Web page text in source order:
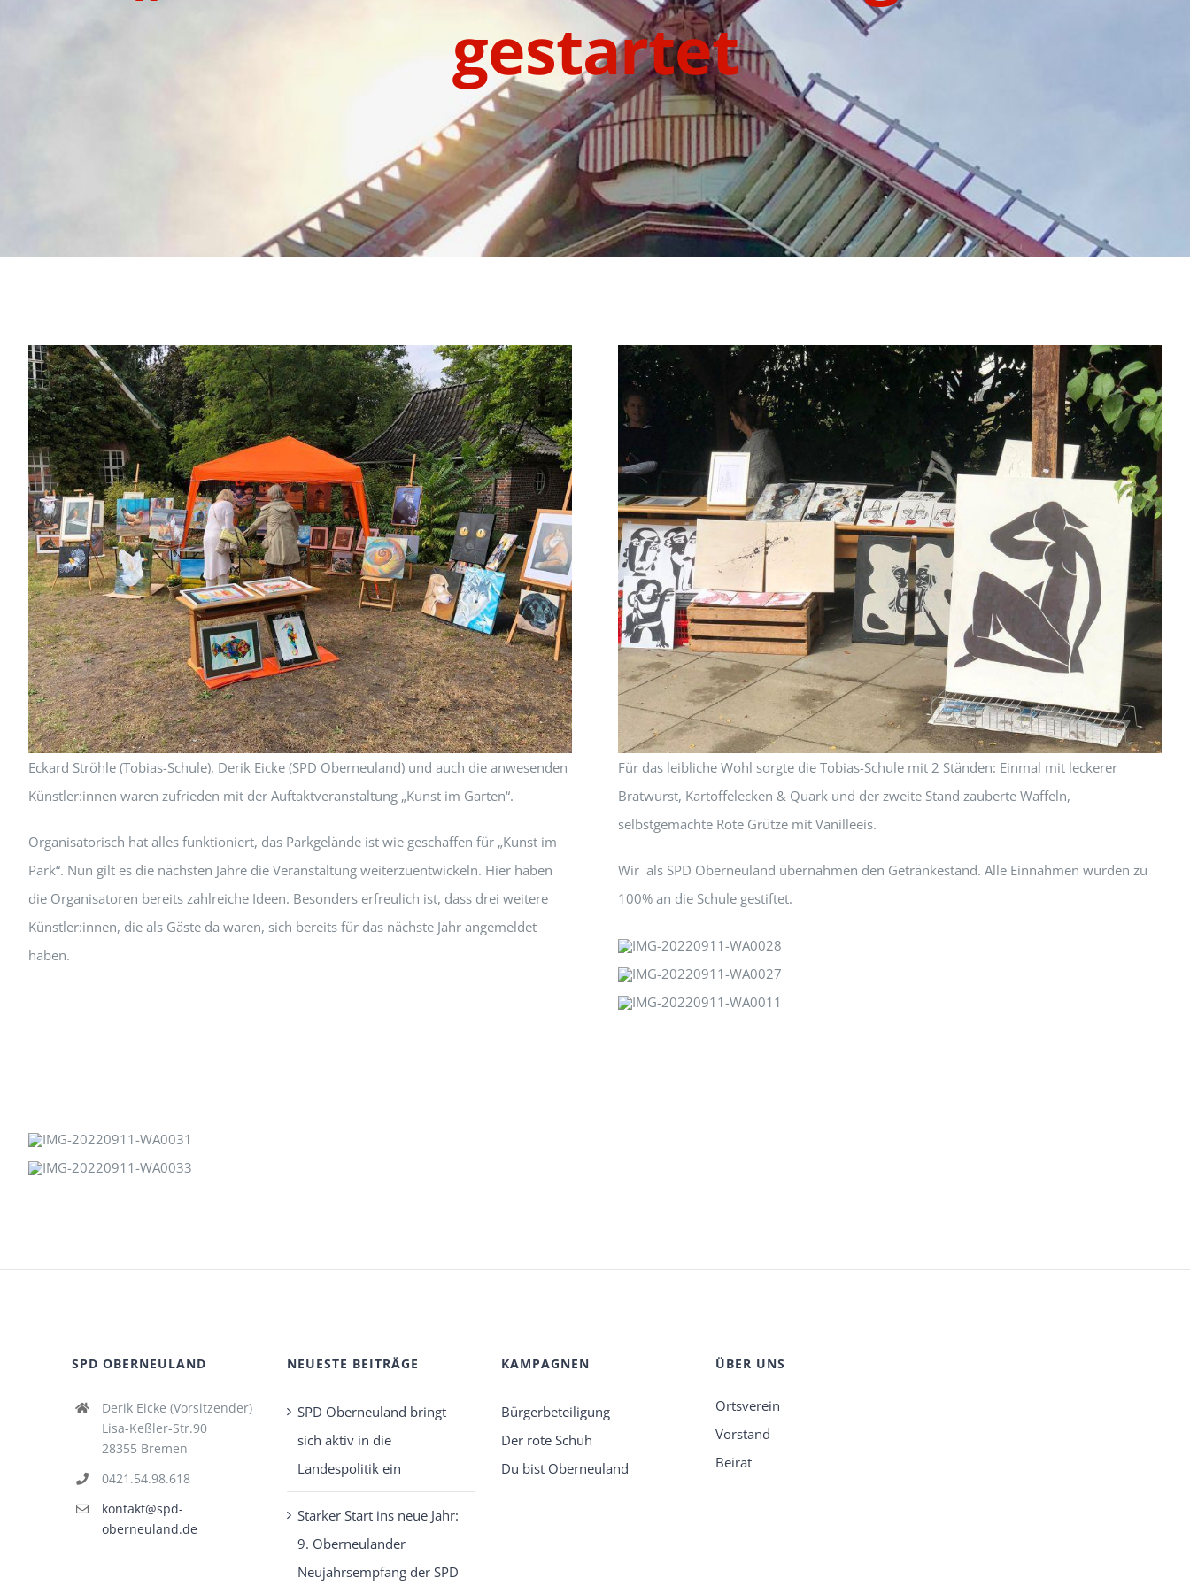
gestartet
Eckard Ströhle (Tobias-Schule), Derik Eicke (SPD Oberneuland) und auch die anwesenden
Künstler:innen waren zufrieden mit der Auftaktveranstaltung „Kunst im Garten“.
Organisatorisch hat alles funktioniert, das Parkgelände ist wie geschaffen für „Kunst im
Park“. Nun gilt es die nächsten Jahre die Veranstaltung weiterzuentwickeln. Hier haben
die Organisatoren bereits zahlreiche Ideen. Besonders erfreulich ist, dass drei weitere
Künstler:innen, die als Gäste da waren, sich bereits für das nächste Jahr angemeldet
haben.
Für das leibliche Wohl sorgte die Tobias-Schule mit 2 Ständen: Einmal mit leckerer
Bratwurst, Kartoffelecken & Quark und der zweite Stand zauberte Waffeln,
selbstgemachte Rote Grütze mit Vanilleeis.
Wir als SPD Oberneuland übernahmen den Getränkestand. Alle Einnahmen wurden zu
100% an die Schule gestiftet.
SPD OBERNEULAND
Derik Eicke (Vorsitzender)
Lisa-Keßler-Str.90
28355 Bremen
0421.54.98.618
kontakt@spd-
oberneuland.de
NEUESTE BEITRÄGE
SPD Oberneuland bringt
sich aktiv in die
Landespolitik ein
Starker Start ins neue Jahr:
9. Oberneulander
Neujahrsempfang der SPD
KAMPAGNEN
Bürgerbeteiligung
Der rote Schuh
Du bist Oberneuland
ÜBER UNS
Ortsverein
Vorstand
Beirat